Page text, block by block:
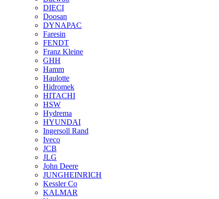
DIECI
Doosan
DYNAPAC
Faresin
FENDT
Franz Kleine
GHH
Hamm
Haulotte
Hidromek
HITACHI
HSW
Hydrema
HYUNDAI
Ingersoll Rand
Iveco
JCB
JLG
John Deere
JUNGHEINRICH
Kessler Co
KALMAR